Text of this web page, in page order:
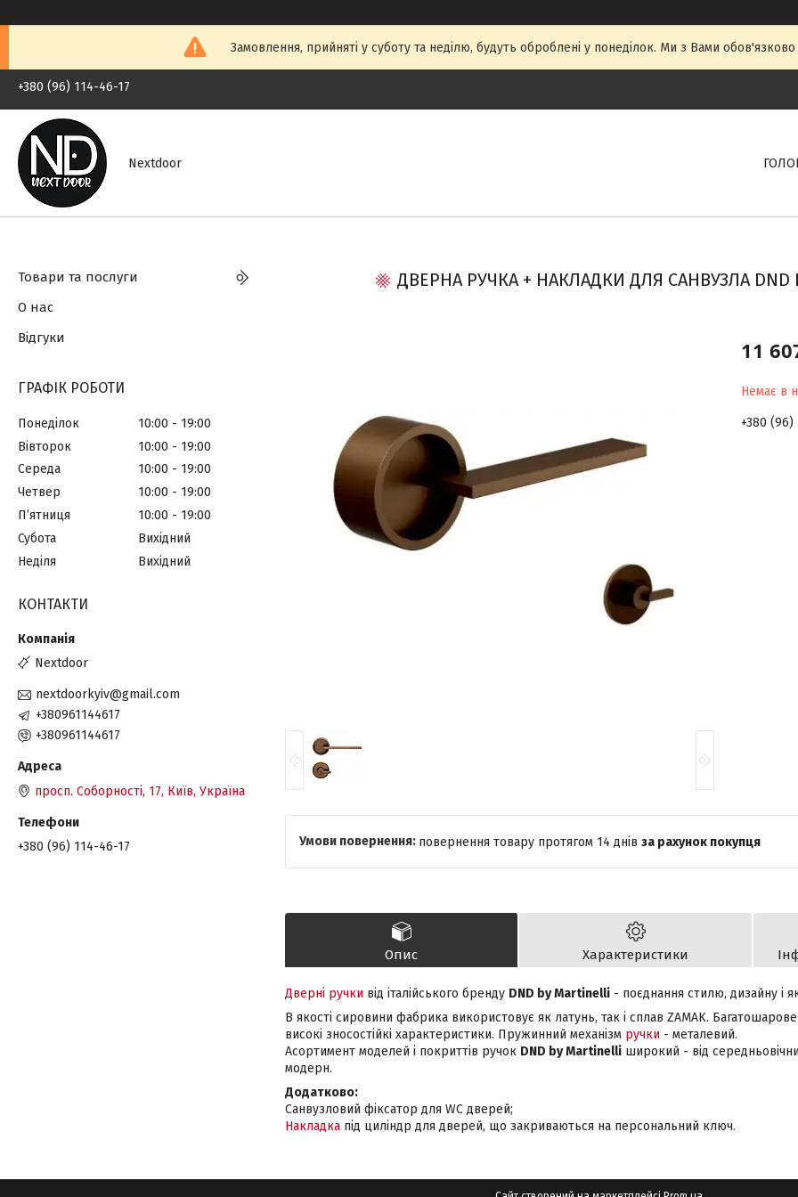
Замовлення, прийняті у суботу та неділю, будуть оброблені у понеділок. Ми з Вами
+380 (96) 114-46-17
Nextdoor
ДВЕРНА РУЧКА + НАКЛАДКИ ДЛЯ САНВУЗЛА DND
11
Немає в
+380 (96)
повернення товару протягом 14 днів за рахунок покупця
Опис Характеристики
Дверні ручки від італійського бренду DND by Martinelli - поєднання стилю, дизайну і
В якості сировини фабрика використовує як латунь, так і сплав ZAMAK.
високі зносостійкі характеристики. Пружинний механізм ручки - металевий.
Асортимент моделей і покриттів ручок DND by Martinelli широкий - від
модерн.
Додатково:
Санвузловий фіксатор для WC дверей;
Накладка під циліндр для дверей, що закриваються на персональний ключ.
Товари та послуги
О нас
Відгуки
ГРАФІК РОБОТИ
Понеділок 10:00
19:00
Вівторок
10:00
19:00
Середа
10:00
19:00
Четвер
10:00
19:00
Пʼятниця
10:00
19:00
Субота
Вихідний
Неділя
Вихідний
КОНТАКТИ
Nextdoor
nextdoorkyiv@gmail.com
+380961144617
+380961144617
просп. Соборності, 17, Київ, Україна
+380 (96) 114-46-17